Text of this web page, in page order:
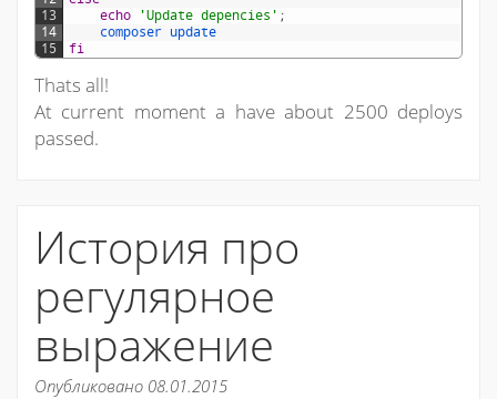
13
14
15
echo
'Update depencies' ;
composer update
fi
Thats all!
At current moment a have about 2500 deploys
passed.
История про
регулярное
выражение
Опубликовано 08.01.2015